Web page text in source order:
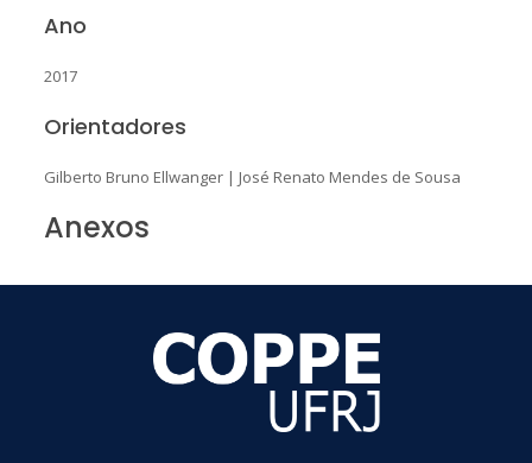
Ano
2017
Orientadores
Gilberto Bruno Ellwanger| José Renato Mendes de Sousa
Anexos